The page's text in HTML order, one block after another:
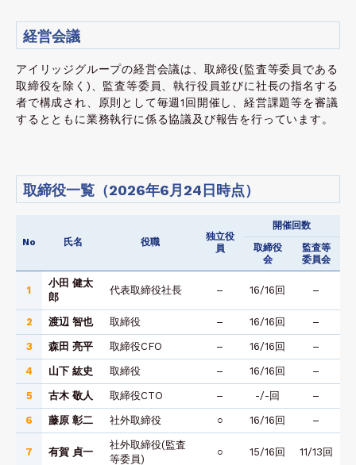
経営会議
アイリッジグループの経営会議は、取締役(監査等委員である
取締役を除く)、監査等委員、執行役員並びに社長の指名する
者で構成され、原則として毎週1回開催し、経営課題等を審議
するとともに業務執行に係る協議及び報告を行っています。
取締役一覧（2026年6月24日時点）
No 氏名 役職
独立役
員
開催回数
取締役
会
監査等
委員会
1
小田 健太
郎
代表取締役社長 – 16/16回 –
2 渡辺 智也 取締役 – 16/16回 –
3 森田 亮平 取締役CFO – 16/16回 –
4 山下 紘史 取締役 – 16/16回 –
5 古木 敬人 取締役CTO – -/-回 –
6 藤原 彰二 社外取締役 ○ 16/16回 –
7 有賀 貞一
社外取締役(監査
等委員)
○ 15/16回 11/13回